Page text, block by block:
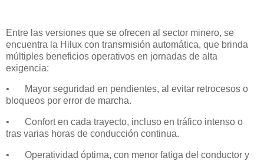
Entre las versiones que se ofrecen al sector minero, se
encuentra la Hilux con transmisión automática, que brinda
múltiples beneficios operativos en jornadas de alta
exigencia:
•
Mayor seguridad en pendientes, al evitar retrocesos o
bloqueos por error de marcha.
•
Confort en cada trayecto, incluso en tráfico intenso o
tras varias horas de conducción continua.
•
Operatividad óptima, con menor fatiga del conductor y